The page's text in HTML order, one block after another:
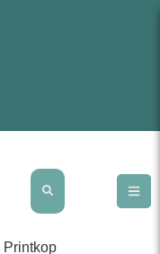
Printkop